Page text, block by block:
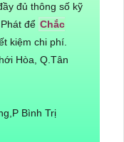
đủ thông số kỹ
để Chắc
kiệm chi phí.
Hòa, Q.Tân
Bình Trị